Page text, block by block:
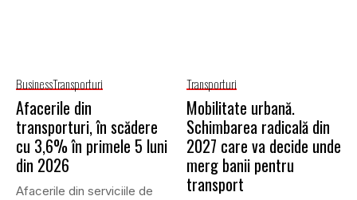
BusinessTransporturi
Afacerile din
transporturi, în scădere
cu 3,6% în primele 5 luni
din 2026
Afacerile din serviciile de
Transporturi
Mobilitate urbană.
Schimbarea radicală din
2027 care va decide unde
merg banii pentru
transport